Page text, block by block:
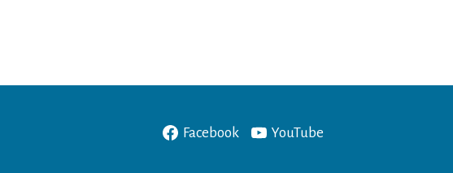
Facebook YouTube